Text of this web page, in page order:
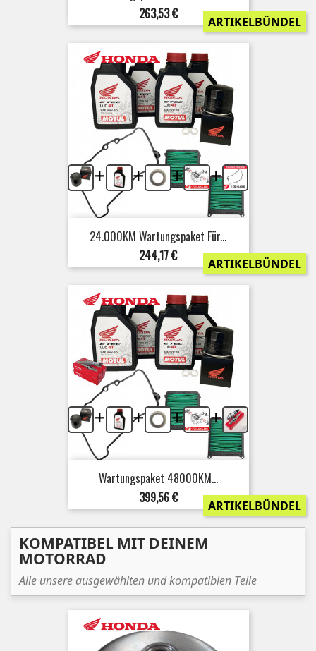
Preis
263,53 € ARTIKELBÜNDEL
+ + + +
24.000KM Wartungspaket Für...
Preis
244,17 € ARTIKELBÜNDEL
+ + + +
Wartungspaket 48000KM...
Preis
399,56 € ARTIKELBÜNDEL
KOMPATIBEL MIT DEINEM
MOTORRAD
Alle unsere ausgewählten und kompatiblen Teile